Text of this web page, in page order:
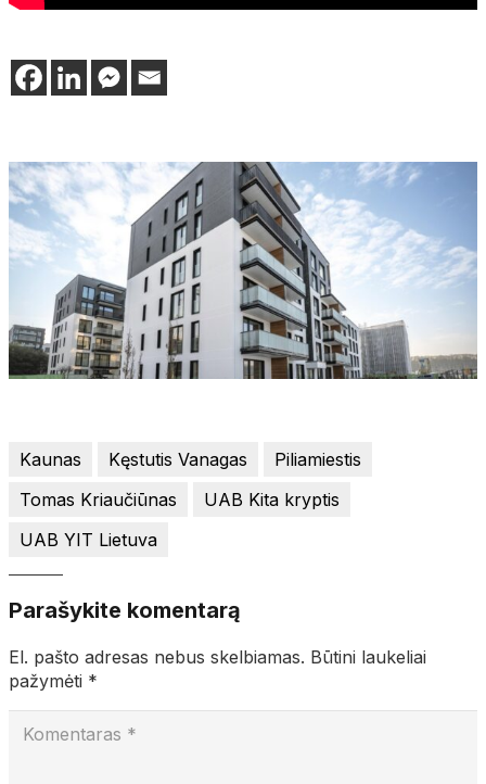
Kaunas Kęstutis Vanagas
Piliamiestis
Tomas Kriaučiūnas
UAB Kita kryptis
UAB YIT Lietuva
Parašykite komentarą
El. pašto adresas nebus skelbiamas. Būtini laukeliai
pažymėti *